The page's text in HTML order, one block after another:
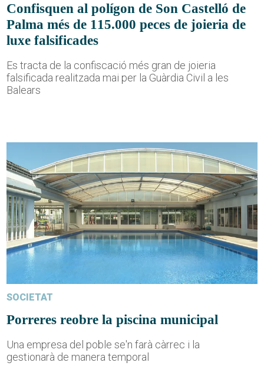
Confisquen al polígon de Son Castelló de
Palma més de 115.000 peces de joieria de
luxe falsificades
Es tracta de la confiscació més gran de joieria
falsificada realitzada mai per la Guàrdia Civil a les
Balears
SOCIETAT
Porreres reobre la piscina municipal
Una empresa del poble se'n farà càrrec i la
gestionarà de manera temporal